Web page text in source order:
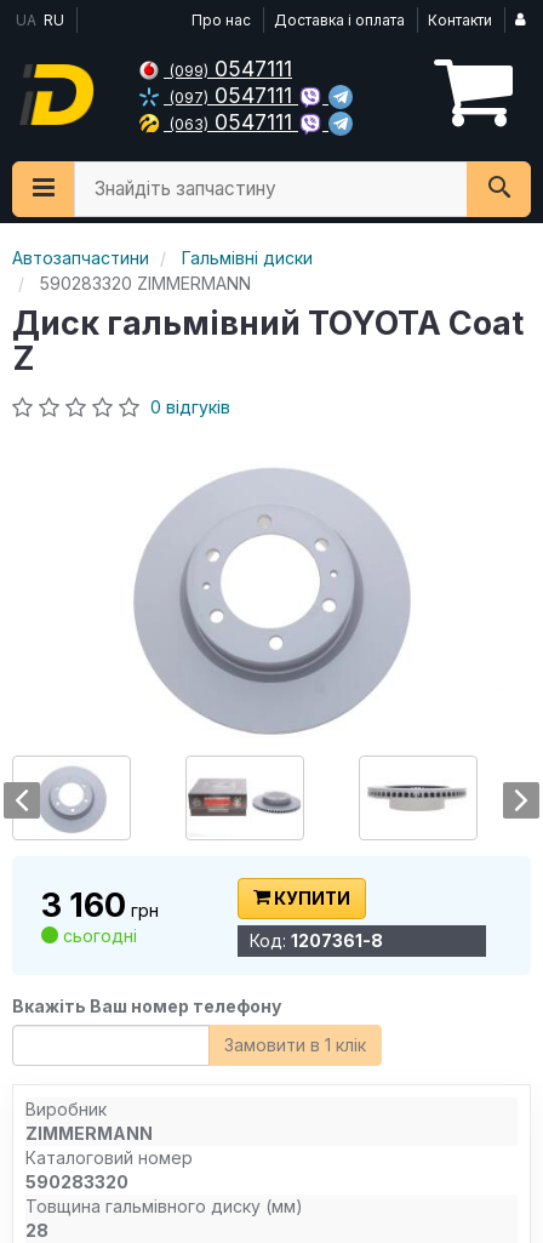
UA RU Про нас Доставка і оплата Контакти
(099) 0547111
(097) 0547111
(063) 0547111
Знайдіть запчастину
Автозапчастини
Гальмівні диски
590283320 ZIMMERMANN
Диск гальмівний TOYOTA Coat
Z
0 відгуків
3 160 грн
сьогодні
КУПИТИ
Код: 1207361-8
Вкажіть Ваш номер телефону
Замовити в 1 клік
Виробник
ZIMMERMANN
Каталоговий номер
590283320
Товщина гальмівного диску (мм)
28